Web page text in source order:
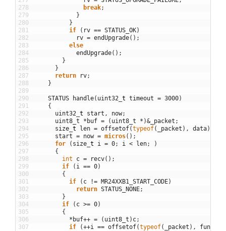
278
279
280
281
282
283
284
285
286
287
288
289
290
291
292
293
294
295
296
297
298
299
300
301
302
303
304
305
306
307
break;
}
}
if
( rv == STATUS_OK)
rv = endUpgrade( ) ;
else
endUpgrade( ) ;
}
}
return
rv;
}
STATUS handle( uint32 t timeout = 3000)
{
uint32 t start , now;
uint8_t
* buf = ( uint8_t * )& _packet ;
size t len = offsetof(typeof( _packet ) , data)
start = now = micros( ) ;
for
( size t i = 0; i < len;
)
{
int
c = recv( ) ;
if
( i == 0)
{
if
( c != MR24XXB1_START_CODE)
return STATUS_NONE;
}
if
( c >= 0)
{
* buf++ = ( uint8_t ) c;
if
(++i == offsetof(typeof( _packet ) , func